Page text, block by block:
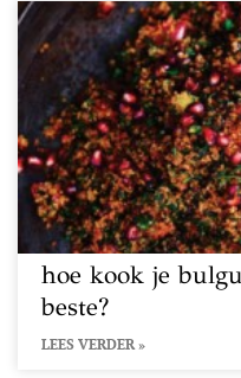
hoe kook je
beste?
LEES VERDER »